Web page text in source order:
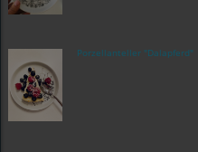
Porzellanteller "Dalapferd"